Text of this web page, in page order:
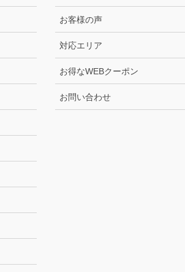
お客様の声
対応エリア
お得なWEBクーポン
お問い合わせ